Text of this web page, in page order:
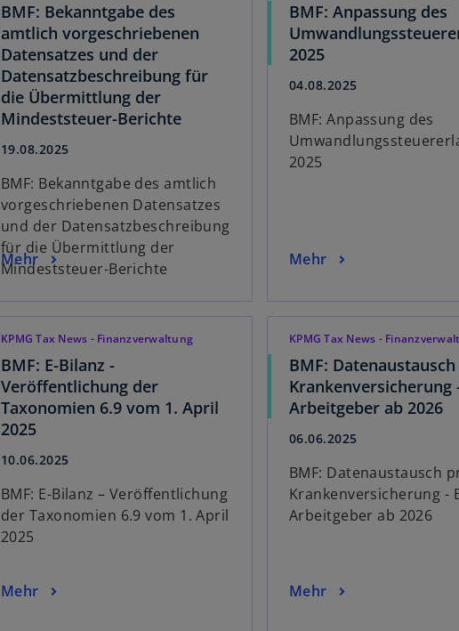
BMF: Bekanntgabe des
amtlich vorgeschriebenen
Datensatzes und der
Datensatzbeschreibung für
die Übermittlung der
Mindeststeuer-Berichte
19.08.2025
BMF: Bekanntgabe des amtlich
vorgeschriebenen Datensatzes
und der Datensatzbeschreibung
für die Übermittlung der
Mindeststeuer-Berichte
Mehr
BMF: Anpassung des
2025
04.08.2025
BMF: Anpassung des
2025
Mehr
KPMG Tax News - Finanzverwaltung
BMF: E-Bilanz -
Veröffentlichung der
Taxonomien 6.9 vom 1. April
2025
10.06.2025
BMF: E-Bilanz – Veröffentlichung
der Taxonomien 6.9 vom 1. April
2025
Mehr
KPMG Tax News -
BMF:
Krankenversicherung
Arbeitgeber ab 2026
06.06.2025
BMF: Datenaustausch
Krankenversicherung -
Arbeitgeber ab 2026
Mehr